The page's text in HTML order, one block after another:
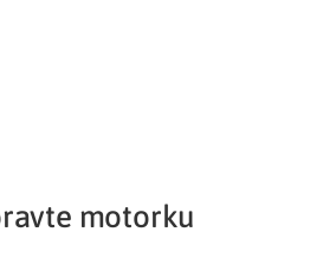
Potvrdenie o neevidovaní
motorku